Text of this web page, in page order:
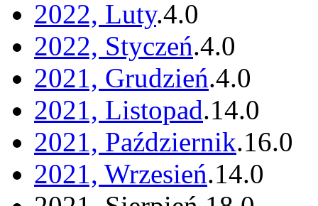
2022, Luty.4.0
2022, Styczeń.4.0
2021, Grudzień.4.0
2021, Listopad.14.0
2021, Październik.16.0
2021, Wrzesień.14.0